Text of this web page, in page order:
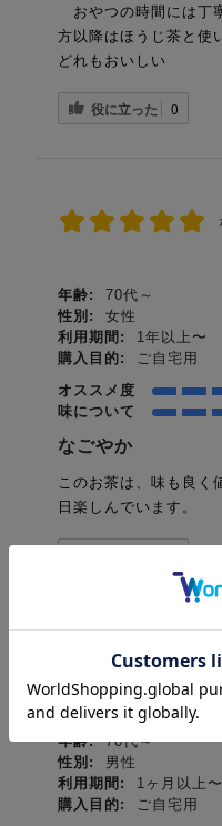
おやつの時間には丁
方以降はほうじ茶と使
どれもおいしい
役に立った 0
年齢:
70代～
性別:
女性
利用期間:
1年以上〜
購入目的:
ご自宅用
オススメ度
味について
なごやか
このお茶は、味も良く
日楽しんでいます。
年齢: 70代～
性別:
男性
利用期間:
1ヶ月以上
購入目的:
ご自宅用